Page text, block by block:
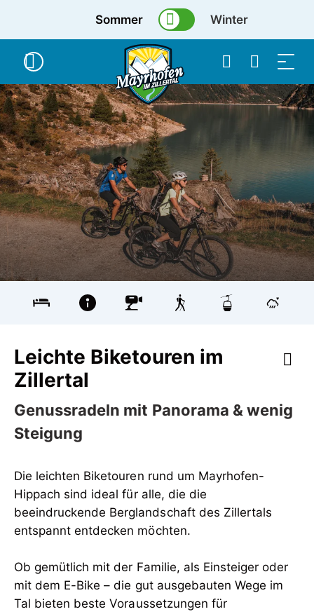
Sommer Winter
Leichte Biketouren im
Zillertal
Genussradeln mit Panorama & wenig
Steigung
Die leichten Biketouren rund um Mayrhofen-
Hippach sind ideal für alle, die die
beeindruckende Berglandschaft des Zillertals
entspannt entdecken möchten.
Ob gemütlich mit der Familie, als Einsteiger oder
mit dem E-Bike – die gut ausgebauten Wege im
Tal bieten beste Voraussetzungen für